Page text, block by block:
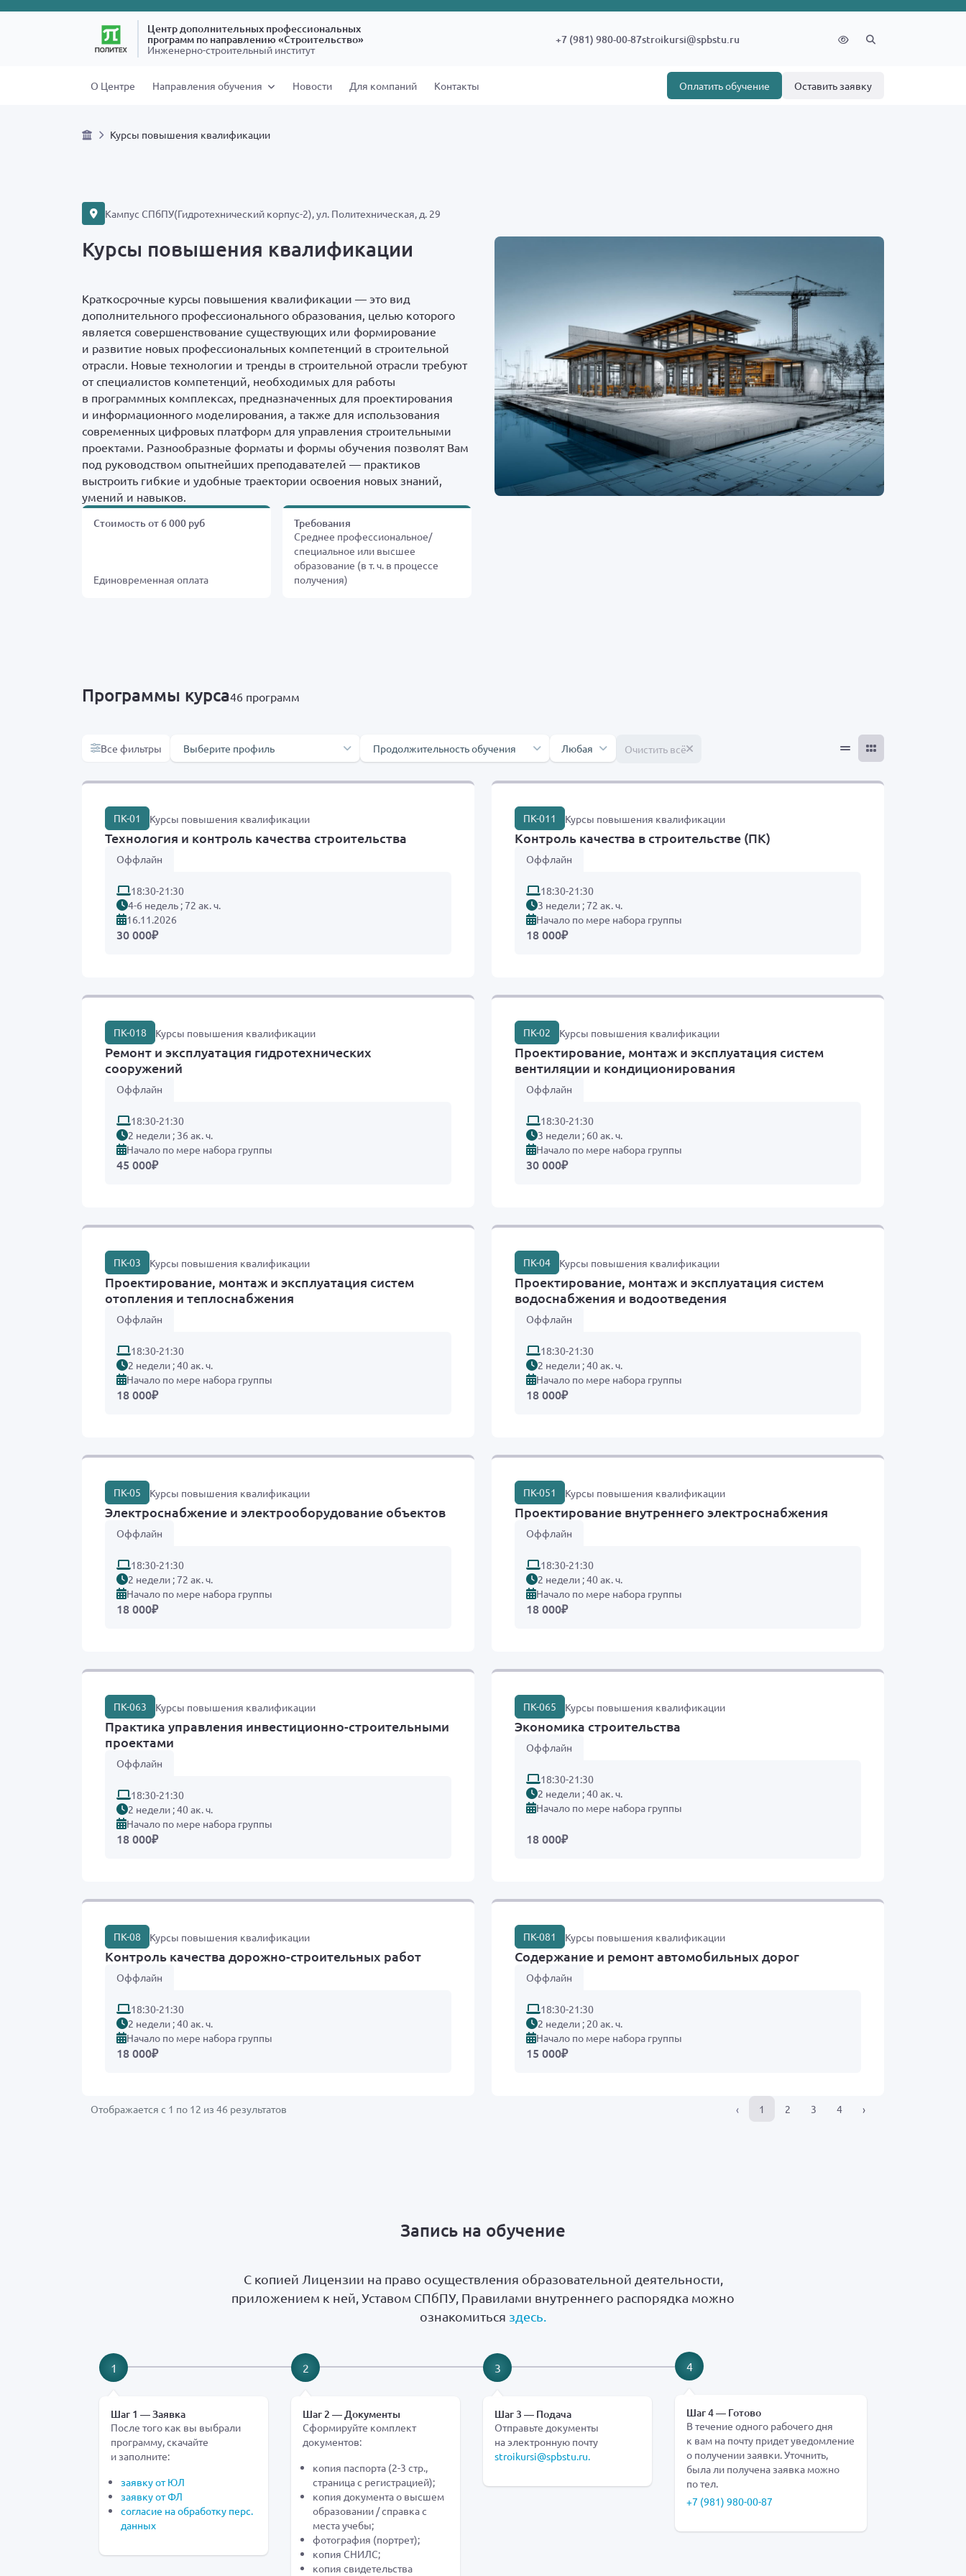
Центр дополнительных профессиональных
программ по направлению «Строительство»
Инженерно-строительный институт
+7 (981) 980-00-87stroikursi@spbstu.ru
О Центре Направления обучения Новости Для компаний Контакты Оплатить обучение Оставить заявку
Курсы повышения квалификации
Кампус СПбПУ(Гидротехнический корпус-2), ул. Политехническая, д. 29
Курсы повышения квалификации
Краткосрочные курсы повышения квалификации — это вид
дополнительного профессионального образования, целью которого
является совершенствование существующих или формирование
и развитие новых профессиональных компетенций в строительной
отрасли. Новые технологии и тренды в строительной отрасли требуют
от специалистов компетенций, необходимых для работы
в программных комплексах, предназначенных для проектирования
и информационного моделирования, а также для использования
современных цифровых платформ для управления строительными
проектами. Разнообразные форматы и формы обучения позволят Вам
под руководством опытнейших преподавателей — практиков
выстроить гибкие и удобные траектории освоения новых знаний,
умений и навыков.
Стоимость от 6 000 руб
Единовременная оплата
Требования
Среднее профессиональное/
специальное или высшее
образование (в т. ч. в процессе
получения)
Программы курса46 программ
Все фильтры Продолжительность обучения Продолжительность обучения Выберите формат
Любая Очистить всё
ПК-01 Курсы повышения квалификации
Технология и контроль качества строительства
Оффлайн
18:30-21:30
4-6 недель ; 72 ак. ч.
16.11.2026
30 000₽
ПК-011 Курсы повышения квалификации
Контроль качества в строительстве (ПК)
Оффлайн
18:30-21:30
3 недели ; 72 ак. ч.
Начало по мере набора группы
18 000₽
ПК-018 Курсы повышения квалификации
Ремонт и эксплуатация гидротехнических
сооружений
Оффлайн
18:30-21:30
2 недели ; 36 ак. ч.
Начало по мере набора группы
45 000₽
ПК-02 Курсы повышения квалификации
Проектирование, монтаж и эксплуатация систем
вентиляции и кондиционирования
Оффлайн
18:30-21:30
3 недели ; 60 ак. ч.
Начало по мере набора группы
30 000₽
ПК-03 Курсы повышения квалификации
Проектирование, монтаж и эксплуатация систем
отопления и теплоснабжения
Оффлайн
18:30-21:30
2 недели ; 40 ак. ч.
Начало по мере набора группы
18 000₽
ПК-04 Курсы повышения квалификации
Проектирование, монтаж и эксплуатация систем
водоснабжения и водоотведения
Оффлайн
18:30-21:30
2 недели ; 40 ак. ч.
Начало по мере набора группы
18 000₽
ПК-05 Курсы повышения квалификации
Электроснабжение и электрооборудование объектов
Оффлайн
18:30-21:30
2 недели ; 72 ак. ч.
Начало по мере набора группы
18 000₽
ПК-051 Курсы повышения квалификации
Проектирование внутреннего электроснабжения
Оффлайн
18:30-21:30
2 недели ; 40 ак. ч.
Начало по мере набора группы
18 000₽
ПК-063 Курсы повышения квалификации
Практика управления инвестиционно-строительными
проектами
Оффлайн
18:30-21:30
2 недели ; 40 ак. ч.
Начало по мере набора группы
18 000₽
ПК-065 Курсы повышения квалификации
Экономика строительства
Оффлайн
18:30-21:30
2 недели ; 40 ак. ч.
Начало по мере набора группы
18 000₽
ПК-08 Курсы повышения квалификации
Контроль качества дорожно-строительных работ
Оффлайн
18:30-21:30
2 недели ; 40 ак. ч.
Начало по мере набора группы
18 000₽
ПК-081 Курсы повышения квалификации
Содержание и ремонт автомобильных дорог
Оффлайн
18:30-21:30
2 недели ; 20 ак. ч.
Начало по мере набора группы
15 000₽
Отображается с 1 по 12 из 46 результатов ‹ 1 2 3 4 ›
Запись на обучение
С копией Лицензии на право осуществления образовательной деятельности,
приложением к ней, Уставом СПбПУ, Правилами внутреннего распорядка можно
ознакомиться здесь.
1
Шаг 1 — Заявка
После того как вы выбрали
программу, скачайте
и заполните:
заявку от ЮЛ
заявку от ФЛ
согласие на обработку перс.
данных
2
Шаг 2 — Документы
Сформируйте комплект
документов:
копия паспорта (2-3 стр.,
страница с регистрацией);
копия документа о высшем
образовании / справка с
места учебы;
фотография (портрет);
копия СНИЛС;
копия свидетельства
3
Шаг 3 — Подача
Отправьте документы
на электронную почту
stroikursi@spbstu.ru.
4
Шаг 4 — Готово
В течение одного рабочего дня
к вам на почту придет уведомление
о получении заявки. Уточнить,
была ли получена заявка можно
по тел.
+7 (981) 980-00-87